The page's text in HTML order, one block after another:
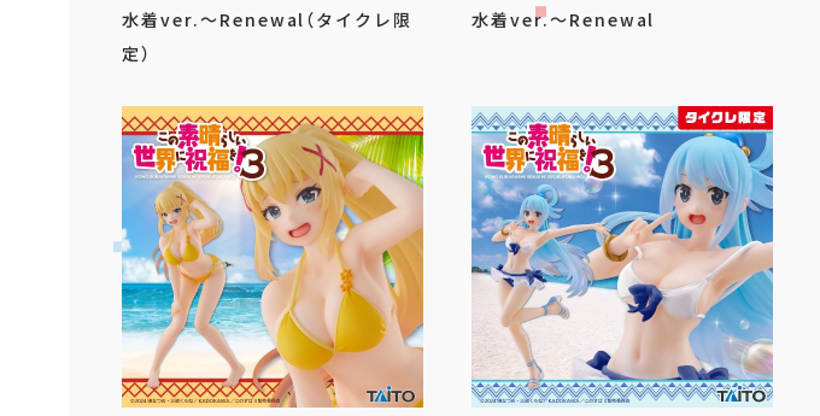
水着ver.～Renewal（タイクレ限
定）
水着ver.～Renewal